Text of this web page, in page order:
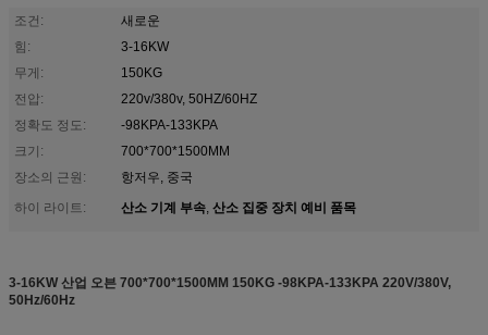
조건:
새로운
힘:
3-16KW
무게:
150KG
전압:
220v/380v, 50HZ/60HZ
정확도 정도:
-98KPA-133KPA
크기:
700*700*1500MM
장소의 근원:
항저우, 중국
하이 라이트:
산소 기계 부속, 산소 집중 장치 예비 품목
3-16KW 산업 오븐 700*700*1500MM 150KG -98KPA-133KPA 220V/380V,
50Hz/60Hz